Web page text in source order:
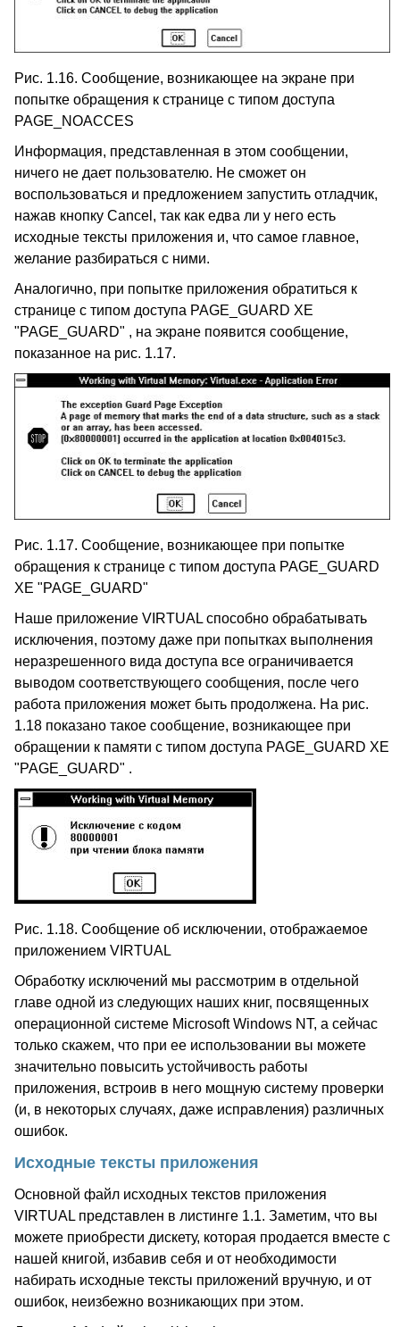
Рис. 1.16. Сообщение, возникающее на экране при
попытке обращения к странице с типом доступа
PAGE_NOACCES
Информация, представленная в этом сообщении,
ничего не дает пользователю. Не сможет он
воспользоваться и предложением запустить отладчик,
нажав кнопку Cancel, так как едва ли у него есть
исходные тексты приложения и, что самое главное,
желание разбираться с ними.
Аналогично, при попытке приложения обратиться к
странице с типом доступа PAGE_GUARD XE
"PAGE_GUARD" , на экране появится сообщение,
показанное на рис. 1.17.
Рис. 1.17. Сообщение, возникающее при попытке
обращения к странице с типом доступа PAGE_GUARD
XE "PAGE_GUARD"
Наше приложение VIRTUAL способно обрабатывать
исключения, поэтому даже при попытках выполнения
неразрешенного вида доступа все ограничивается
выводом соответствующего сообщения, после чего
работа приложения может быть продолжена. На рис.
1.18 показано такое сообщение, возникающее при
обращении к памяти с типом доступа PAGE_GUARD XE
"PAGE_GUARD" .
Рис. 1.18. Сообщение об исключении, отображаемое
приложением VIRTUAL
Обработку исключений мы рассмотрим в отдельной
главе одной из следующих наших книг, посвященных
операционной системе Microsoft Windows NT, а сейчас
только скажем, что при ее использовании вы можете
значительно повысить устойчивость работы
приложения, встроив в него мощную систему проверки
(и, в некоторых случаях, даже исправления) различных
ошибок.
Исходные тексты приложения
Основной файл исходных текстов приложения
VIRTUAL представлен в листинге 1.1. Заметим, что вы
можете приобрести дискету, которая продается вместе с
нашей книгой, избавив себя и от необходимости
набирать исходные тексты приложений вручную, и от
ошибок, неизбежно возникающих при этом.